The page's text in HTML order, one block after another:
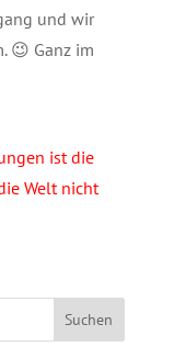
und wir
😉 Ganz im
ist die
Welt nicht